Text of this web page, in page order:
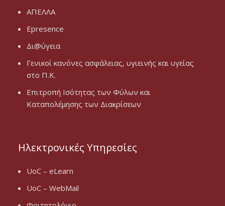
ΑΠΕΛΛΑ
Epresence
Δι@ύγεια
Γενικοί κανόνες ασφάλειας, υγιεινής και υγείας
στο Π.Κ.
Επιτροπή Ισότητας των Φύλων και
Καταπολέμησης των Διακρίσεων
Ηλεκτρονικές Υπηρεσίες
UoC – eLearn
UoC – WebMail